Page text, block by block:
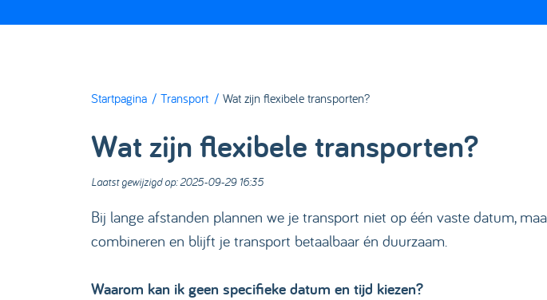
Startpagina Transport Wat zijn flexibele transporten?
Wat zijn flexibele transporten?
Laatst gewijzigd op: 2025-09-29 16:35
Bij lange afstanden plannen we je transport niet op één vaste datum,
combineren en blijft je transport betaalbaar én duurzaam.
Waarom kan ik geen specifieke datum en tijd kiezen?